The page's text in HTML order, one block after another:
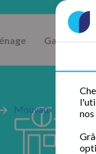
Garde
Mouvaux